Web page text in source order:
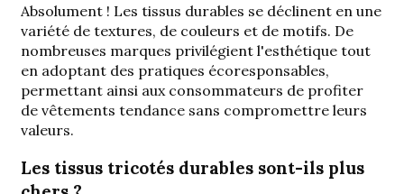
Absolument ! Les tissus durables se déclinent en une
variété de textures, de couleurs et de motifs. De
nombreuses marques privilégient l'esthétique tout
en adoptant des pratiques écoresponsables,
permettant ainsi aux consommateurs de profiter
de vêtements tendance sans compromettre leurs
valeurs.
Les tissus tricotés durables sont-ils plus